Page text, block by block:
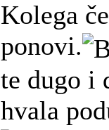
Kolega
ponovi.
te dugo i
hvala